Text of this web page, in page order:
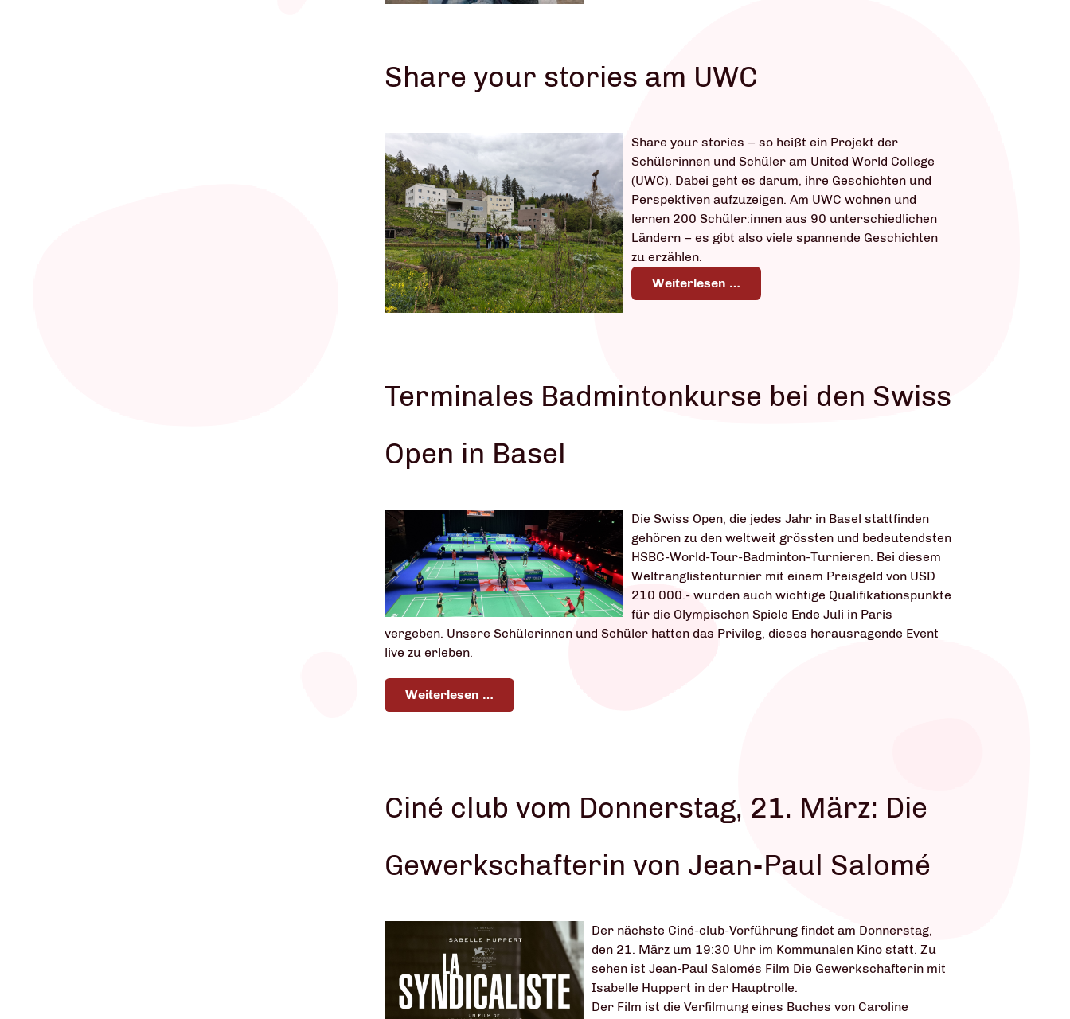
Share your stories am UWC
Share your stories – so heißt ein Projekt der
Schülerinnen und Schüler am United World College
(UWC). Dabei geht es darum, ihre Geschichten und
Perspektiven aufzuzeigen. Am UWC wohnen und
lernen 200 Schüler:innen aus 90 unterschiedlichen
Ländern – es gibt also viele spannende Geschichten
zu erzählen.
Weiterlesen …
Terminales Badmintonkurse bei den Swiss
Open in Basel
Die Swiss Open, die jedes Jahr in Basel stattfinden
gehören zu den weltweit grössten und bedeutendsten
HSBC-World-Tour-Badminton-Turnieren. Bei diesem
Weltranglistenturnier mit einem Preisgeld von USD
210 000.- wurden auch wichtige Qualifikationspunkte
für die Olympischen Spiele Ende Juli in Paris
vergeben. Unsere Schülerinnen und Schüler hatten das Privileg, dieses herausragende Event
live zu erleben.
Weiterlesen …
Ciné club vom Donnerstag, 21. März: Die
Gewerkschafterin von Jean-Paul Salomé
Der nächste Ciné-club-Vorführung findet am Donnerstag,
den 21. März um 19:30 Uhr im Kommunalen Kino statt. Zu
sehen ist Jean-Paul Salomés Film Die Gewerkschafterin mit
Isabelle Huppert in der Hauptrolle.
Der Film ist die Verfilmung eines Buches von Caroline